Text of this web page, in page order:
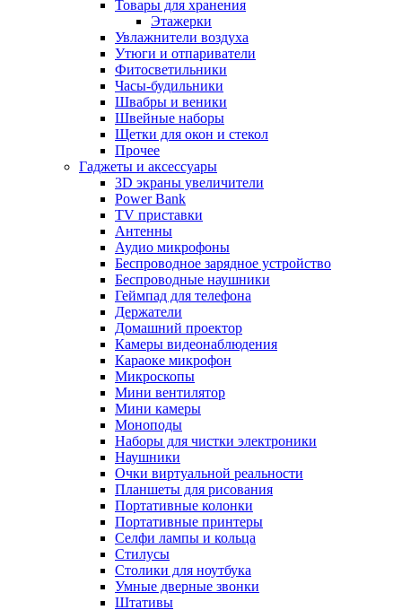
Товары для хранения
Этажерки
Увлажнители воздуха
Утюги и отпариватели
Фитосветильники
Часы-будильники
Швабры и веники
Швейные наборы
Щетки для окон и стекол
Прочее
Гаджеты и аксессуары
3D экраны увеличители
Power Bank
TV приставки
Антенны
Аудио микрофоны
Беспроводное зарядное устройство
Беспроводные наушники
Геймпад для телефона
Держатели
Домашний проектор
Камеры видеонаблюдения
Караоке микрофон
Микроскопы
Мини вентилятор
Мини камеры
Моноподы
Наборы для чистки электроники
Наушники
Очки виртуальной реальности
Планшеты для рисования
Портативные колонки
Портативные принтеры
Селфи лампы и кольца
Стилусы
Столики для ноутбука
Умные дверные звонки
Штативы